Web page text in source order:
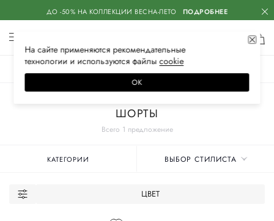
ДО -50% НА КОЛЛЕКЦИИ ВЕСНА-ЛЕТО ПОДРОБНЕЕ
Всего 1 предложение
ШОРТЫ
КАТЕГОРИИ ВЫБОР СТИЛИСТА
ЦВЕТ
На сайте применяются рекомендательные
технологии и используются файлысооkiе
ОК